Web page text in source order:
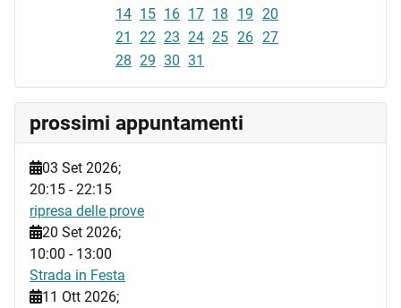
14 15 16 17 18 19 20
21
22 23 24 25 26 27
28 29 30 31
prossimi appuntamenti
03 Set 2026;
20:15 -22:15
ripresa delle prove
20 Set 2026;
10:00 - 13:00
Strada in Festa
11 Ott 2026;